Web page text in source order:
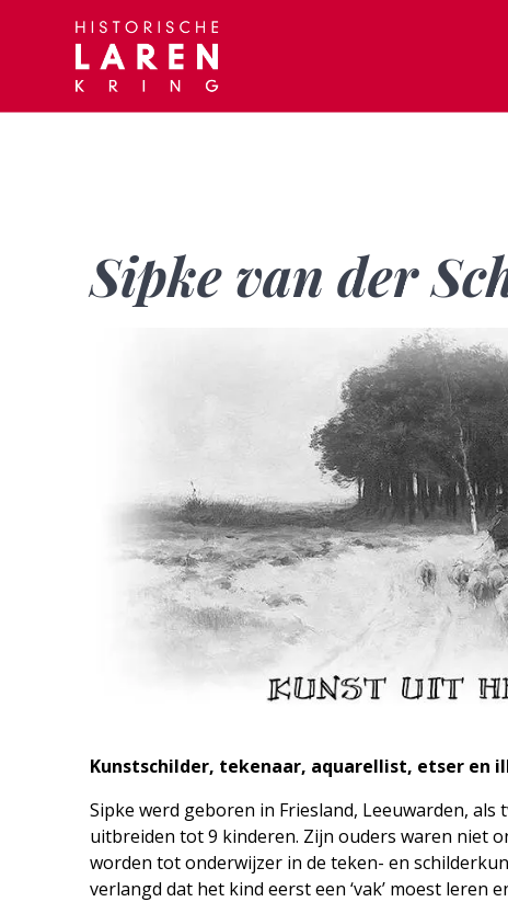
Sipke van der
Kunstschilder, tekenaar, aquarellist, etser en
Sipke werd geboren in Friesland, Leeuwarden, als
uitbreiden tot 9 kinderen. Zijn ouders waren niet
worden tot onderwijzer in de teken- en
verlangd dat het kind eerst een ‘vak’ moest leren